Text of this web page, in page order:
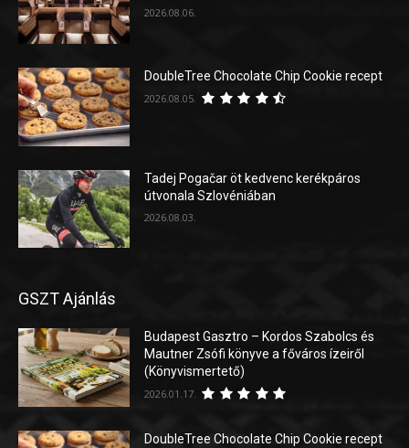
2026.08.06.
DoubleTree Chocolate Chip Cookie recept
2026.08.05.
Tadej Pogačar öt kedvenc kerékpáros
útvonala Szlovéniában
2026.08.03.
GSZT Ajánlás
Budapest Gasztro – Kordos Szabolcs és
Mautner Zsófi könyve a főváros ízeiről
(Könyvismertető)
2026.01.17.
DoubleTree Chocolate Chip Cookie recept